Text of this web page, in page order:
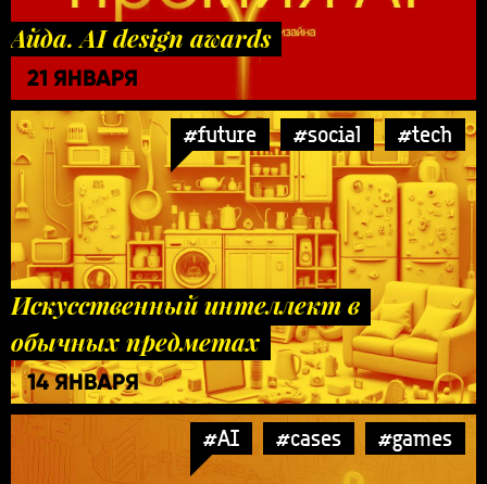
Айда. AI design awards
21 ЯНВАРЯ
#future #social #tech
Искусственный интеллект в
обычных предметах
14 ЯНВАРЯ
#AI #cases #games